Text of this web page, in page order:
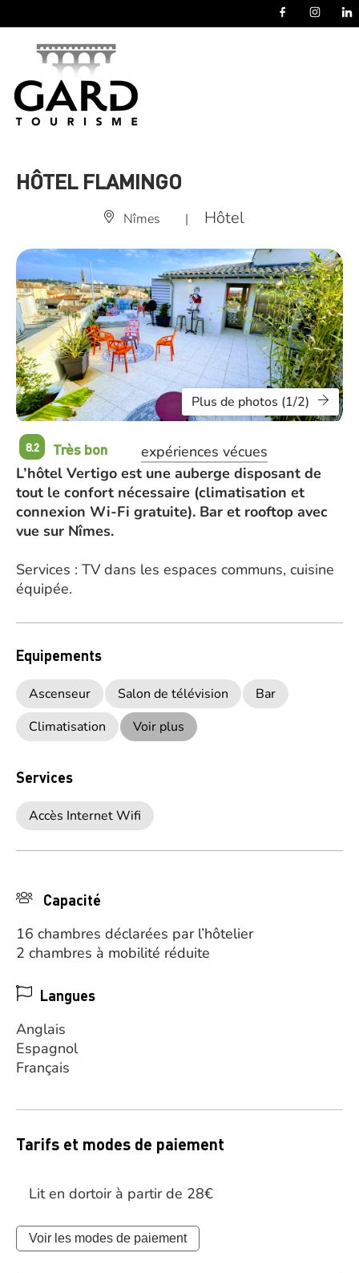
HÔTEL FLAMINGO
Nîmes | Hôtel
Plus de photos (1/2)
8.2 Très bon
expériences vécues
L’hôtel Vertigo est une auberge disposant de
tout le confort nécessaire (climatisation et
connexion Wi-Fi gratuite). Bar et rooftop avec
vue sur Nîmes.
Services : TV dans les espaces communs, cuisine
équipée.
Equipements
Ascenseur Salon de télévision
Bar
Climatisation
Voir plus
Services
Accès Internet Wifi
Capacité
16 chambres déclarées par l’hôtelier
2 chambres à mobilité réduite
Langues
Anglais
Espagnol
Français
Tarifs et modes de paiement
Lit en dortoir à partir de 28€
Voir les modes de paiement